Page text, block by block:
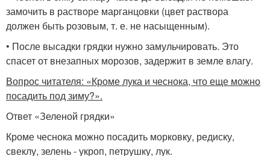
замочить в растворе марганцовки (цвет раствора
должен быть розовым, т. е. не насыщенным).
• После высадки грядки нужно замульчировать. Это
спасет от внезапных морозов, задержит в земле влагу.
Вопрос читателя: «Кроме лука и чеснока, что еще можно
посадить под зиму?».
Ответ «Зеленой грядки»
Кроме чеснока можно посадить морковку, редиску,
свеклу, зелень - укроп, петрушку, лук.